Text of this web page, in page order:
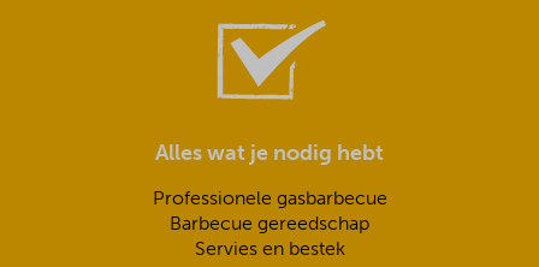
Alles wat je nodig hebt
Professionele gasbarbecue
Barbecue gereedschap
Servies en bestek